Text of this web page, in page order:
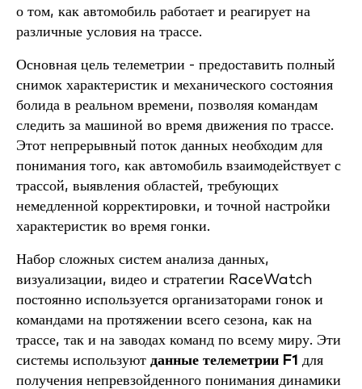
о том, как автомобиль работает и реагирует на
различные условия на трассе.
Основная цель телеметрии - предоставить полный
снимок характеристик и механического состояния
болида в реальном времени, позволяя командам
следить за машиной во время движения по трассе.
Этот непрерывный поток данных необходим для
понимания того, как автомобиль взаимодействует с
трассой, выявления областей, требующих
немедленной корректировки, и точной настройки
характеристик во время гонки.
Набор сложных систем анализа данных,
визуализации, видео и стратегии RaceWatch
постоянно используется организаторами гонок и
командами на протяжении всего сезона, как на
трассе, так и на заводах команд по всему миру. Эти
системы используют данные телеметрии F1 для
получения непревзойденного понимания динамики